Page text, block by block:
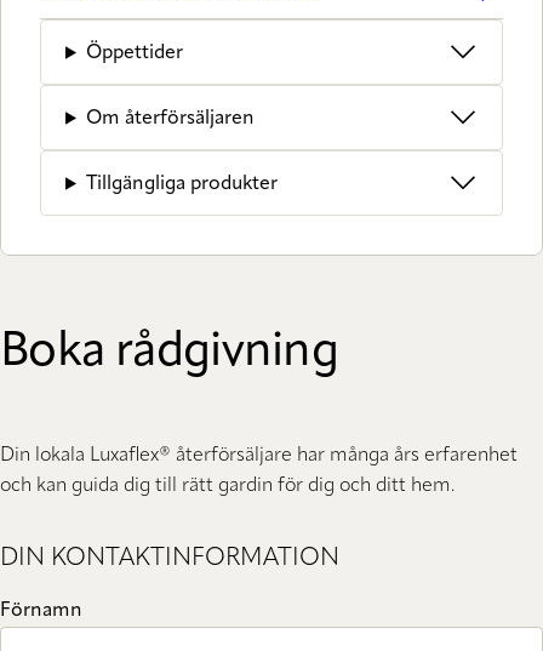
Öppettider
Om återförsäljaren
Tillgängliga produkter
Boka rådgivning
Din lokala Luxaflex® återförsäljare har många års erfarenhet
och kan guida dig till rätt gardin för dig och ditt hem.
DIN KONTAKTINFORMATION
Förnamn